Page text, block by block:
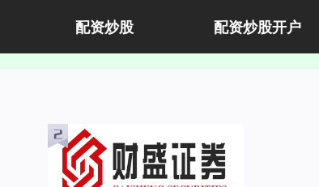
配资炒股 配资炒股开户